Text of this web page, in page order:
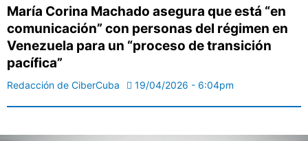
María Corina Machado asegura que está “en
comunicación” con personas del régimen en
Venezuela para un “proceso de transición
pacífica”
Redacción de CiberCuba 19/04/2026 - 6:04pm